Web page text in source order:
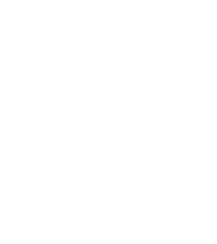
を設計・創出する役割です。 単に商談